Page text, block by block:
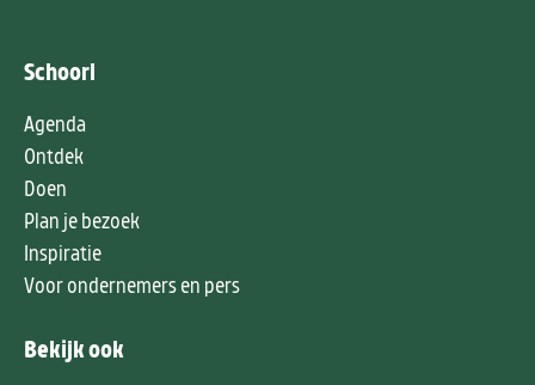
Schoorl
Agenda
Ontdek
Doen
Plan je bezoek
Inspiratie
Voor ondernemers en pers
Bekijk ook